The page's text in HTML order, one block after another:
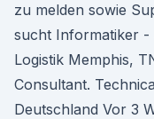
zu melden sowie
sucht Informatiker -
Logistik Memphis,
Consultant.
Deutschland Vor 3